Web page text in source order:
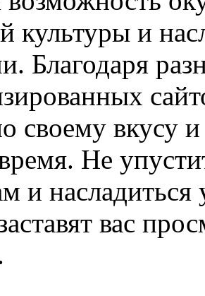
культуры и
Благодаря
своему вкусу
Не
и насладиться
вас